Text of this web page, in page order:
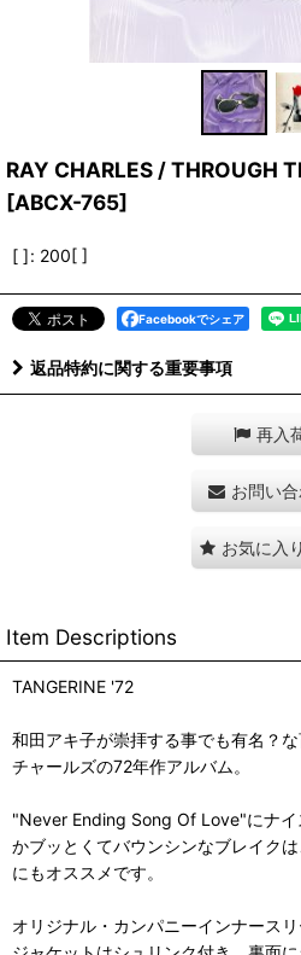
RAY CHARLES / THROUGH
[ABCX-765]
[ ]: 200[ ]
Facebookでシェア
返品特約に関する重要事項
再入
お問い
お気に入
Item Descriptions
TANGERINE '72
和田アキ子が崇拝する事でも有名？
チャールズの72年作アルバム。
"Never Ending Song Of Love"にナイ
かブッとくてバウンシンなブレイク
にもオススメです。
オリジナル・カンパニーインナースリ